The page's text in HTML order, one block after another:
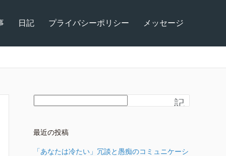
日記 プライバシーポリシー メッセージ
記
す
最近の投稿
「あなたは冷たい」冗談と愚痴のコミュニケーシ